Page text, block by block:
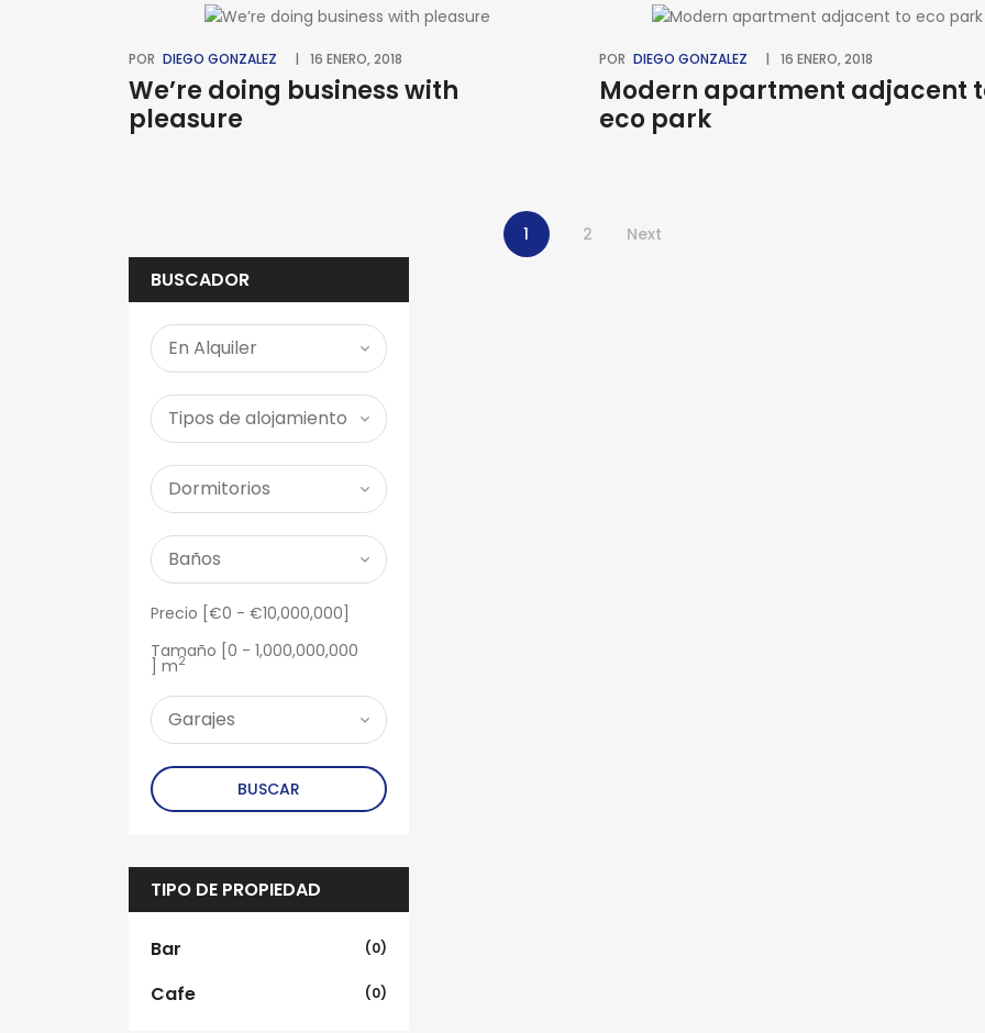
POR DIEGO GONZALEZ 16 ENERO, 2018
We’re doing business with
pleasure
POR DIEGO GONZALEZ 16 ENERO, 2018
Modern apartment adjacent
eco park
1 2 Next
BUSCADOR
Precio [€0 - €10,000,000]
Tamaño [0 - 1,000,000,000
] m2
BUSCAR
TIPO DE PROPIEDAD
Bar (0)
Cafe (0)